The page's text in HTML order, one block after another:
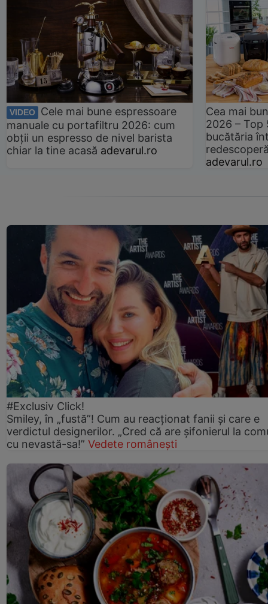
VIDEO
Cele mai bune espressoare
manuale cu portafiltru 2026: cum
obții un espresso de nivel barista
chiar la tine acasă adevarul.ro
Cea mai
2026 –
bucătăria
adevarul.ro
#Exclusiv Click!
Smiley, în „fustă”! Cum au reacționat fanii și care e
verdictul designerilor. „Cred că are șifonierul la
cu nevastă-sa!” Vedete românești